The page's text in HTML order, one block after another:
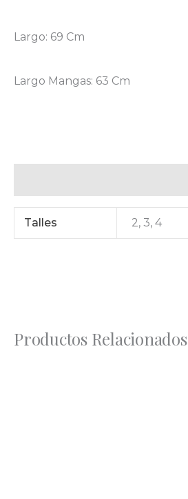
Largo: 69 Cm
Largo Mangas: 63 Cm
Productos Relacionados
Talles 2, 3, 4